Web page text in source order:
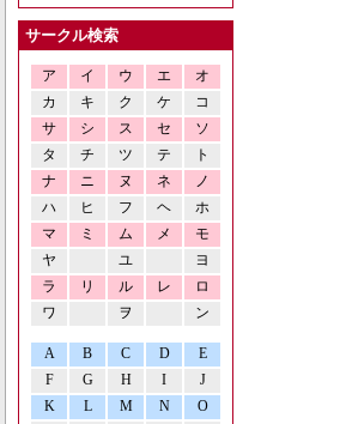
サークル検索
ア イ ウ エ
オ
カ
キ ク ケ
コ
サ
シ ス セ
ソ
タ
チ ツ テ
ト
ナ
ニ ヌ ネ
ノ
ハ
ヒ フ ヘ
ホ
マ
ミ ム メ
モ
ヤ
ユ
ヨ
ラ
リ ル レ
ロ
ワ
ヲ ン
A B C D
E
F
G H I
J
K
L M N O